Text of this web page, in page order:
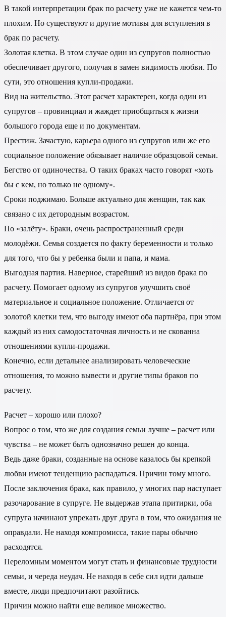
В такой интерпретации брак по расчету уже не кажется чем-то
плохим. Но существуют и другие мотивы для вступления в
брак по расчету.
Золотая клетка. В этом случае один из супругов полностью
обеспечивает другого, получая в замен видимость любви. По
сути, это отношения купли-продажи.
Вид на жительство. Этот расчет характерен, когда один из
супругов – провинциал и жаждет приобщиться к жизни
большого города еще и по документам.
Престиж. Зачастую, карьера одного из супругов или же его
социальное положение обязывает наличие образцовой семьи.
Бегство от одиночества. О таких браках часто говорят «хоть
бы с кем, но только не одному».
Сроки поджимаю. Больше актуально для женщин, так как
связано с их детородным возрастом.
По «залёту». Браки, очень распространенный среди
молодёжи. Семья создается по факту беременности и только
для того, что бы у ребенка были и папа, и мама.
Выгодная партия. Наверное, старейший из видов брака по
расчету. Помогает одному из супругов улучшить своё
материальное и социальное положение. Отличается от
золотой клетки тем, что выгоду имеют оба партнёра, при этом
каждый из них самодостаточная личность и не скованна
отношениями купли-продажи.
Конечно, если детальнее анализировать человеческие
отношения, то можно вывести и другие типы браков по
расчету.
Расчет – хорошо или плохо?
Вопрос о том, что же для создания семьи лучше – расчет или
чувства – не может быть однозначно решен до конца.
Ведь даже браки, созданные на основе казалось бы крепкой
любви имеют тенденцию распадаться. Причин тому много.
После заключения брака, как правило, у многих пар наступает
разочарование в супруге. Не выдержав этапа притирки, оба
супруга начинают упрекать друг друга в том, что ожидания не
оправдали. Не находя компромисса, такие пары обычно
расходятся.
Переломным моментом могут стать и финансовые трудности
семьи, и череда неудач. Не находя в себе сил идти дальше
вместе, люди предпочитают разойтись.
Причин можно найти еще великое множество.